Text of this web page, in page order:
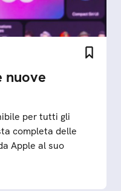
nuove
per tutti gli
completa delle
Apple al suo